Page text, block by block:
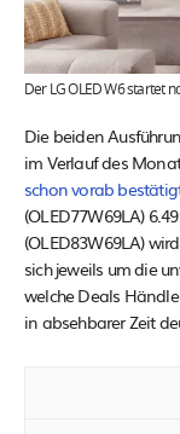
Der LG OLED W6 startet
Die beiden
im Verlauf des
schon vorab
(OLED77W69LA)
(OLED83W69LA)
sich jeweils um die
welche Deals
in absehbarer Zeit